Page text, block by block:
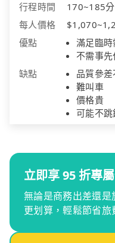
行程時間
170~185分
每人價格
優點
滿足臨時
不需事
缺點
品質參
難叫車
價格貴
可能不
立即享 95 折專
無論是商務出差還
更划算，輕鬆節省旅